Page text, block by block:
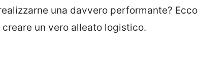
una davvero performante? Ecco
un vero alleato logistico.